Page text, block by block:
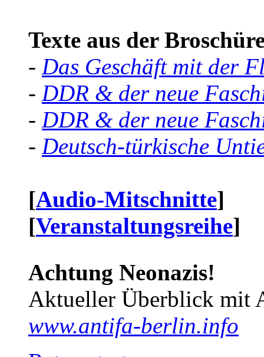
Texte aus der
- Das Geschäft mit der
- DDR & der neue
- DDR & der neue
- Deutsch-türkische
[Audio-Mitschnitte]
[Veranstaltungsreihe]
Achtung Neonazis!
Aktueller Überblick mit
www.antifa-berlin.info